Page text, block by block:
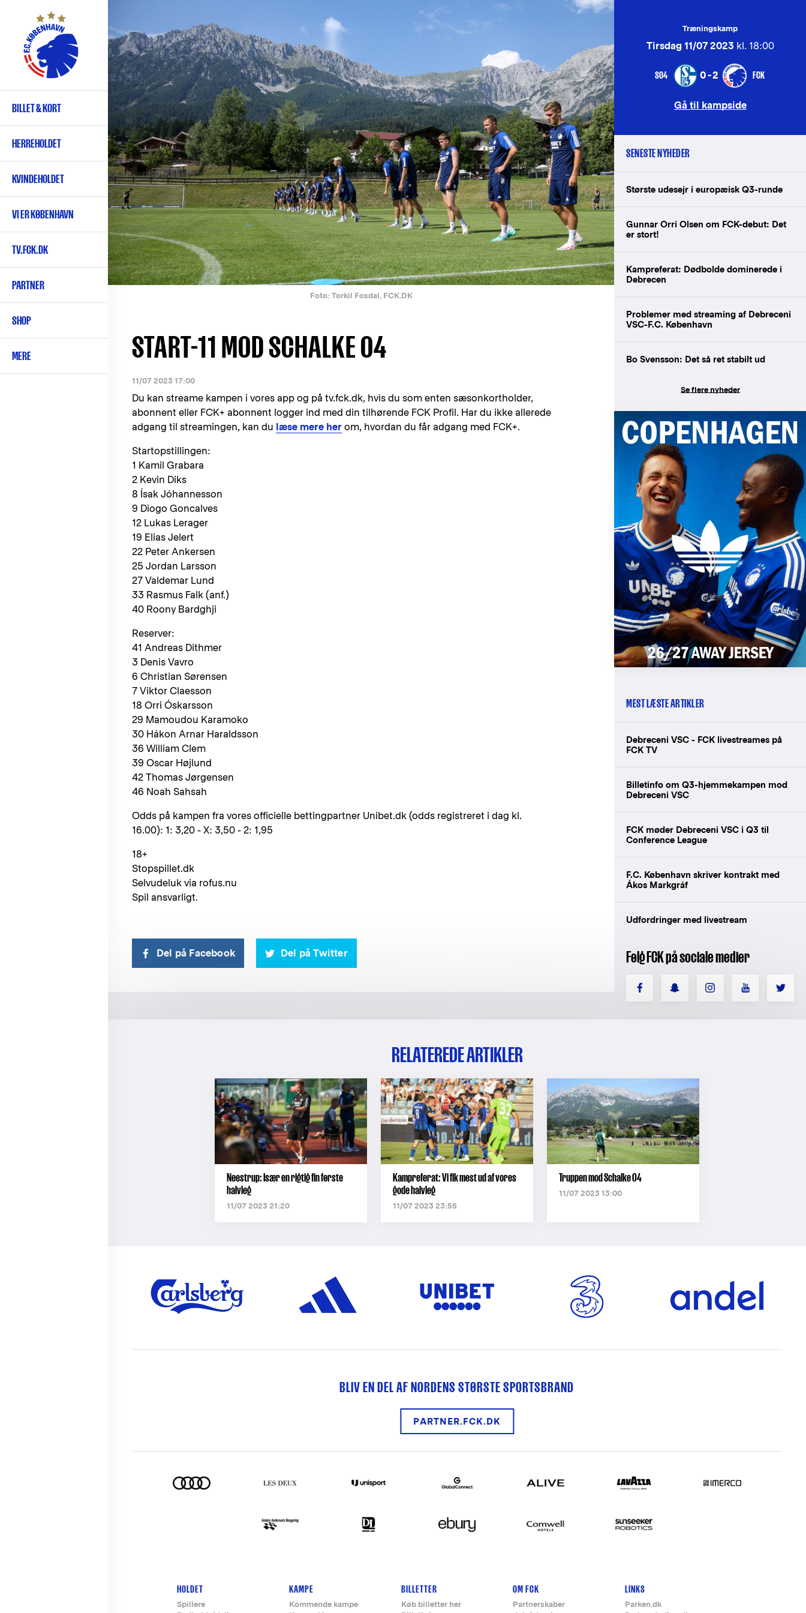
hovedindhold
Primær
navigation
BILLET & KORT
HERREHOLDET
KVINDEHOLDET
VI ER KØBENHAVN
TV.FCK.DK
PARTNER
SHOP
MERE
Foto: Torkil Fosdal, FCK.DK
START-11 MOD SCHALKE 04
11/07 2023 17:00
Du kan streame kampen i vores app og på tv.fck.dk, hvis du som enten sæsonkortholder,
abonnent eller FCK+ abonnent logger ind med din tilhørende FCK Profil. Har du ikke allerede
adgang til streamingen, kan du læse mere her om, hvordan du får adgang med FCK+.
Startopstillingen:
1 Kamil Grabara
2 Kevin Diks
8 Ísak Jóhannesson
9 Diogo Goncalves
12 Lukas Lerager
19 Elias Jelert
22 Peter Ankersen
25 Jordan Larsson
27 Valdemar Lund
33 Rasmus Falk (anf.)
40 Roony Bardghji
Reserver:
41 Andreas Dithmer
3 Denis Vavro
6 Christian Sørensen
7 Viktor Claesson
18 Orri Óskarsson
29 Mamoudou Karamoko
30 Hákon Arnar Haraldsson
36 William Clem
39 Oscar Højlund
42 Thomas Jørgensen
46 Noah Sahsah
Odds på kampen fra vores officielle bettingpartner Unibet.dk (odds registreret i dag kl.
16.00): 1: 3,20 - X: 3,50 - 2: 1,95
18+
Stopspillet.dk
Selvudeluk via rofus.nu
Spil ansvarligt.
Del på Facebook Del på Twitter
Træningskamp
Tirsdag 11/07 2023 kl. 18:00
S04 0-2 FCK
Gå til kampside
SENESTE NYHEDER
Største udesejr i europæisk Q3-runde
Gunnar Orri Olsen om FCK-debut: Det
er stort!
Kampreferat: Dødbolde dominerede i
Debrecen
Problemer med streaming af Debreceni
VSC-F.C. København
Bo Svensson: Det så ret stabilt ud
Se flere nyheder
MEST LÆSTE ARTIKLER
Debreceni VSC - FCK livestreames på
FCK TV
Billetinfo om Q3-hjemmekampen mod
Debreceni VSC
FCK møder Debreceni VSC i Q3 til
Conference League
F.C. København skriver kontrakt med
Ákos Markgráf
Udfordringer med livestream
Følg FCK på sociale medier
RELATEREDE ARTIKLER
Neestrup: Især en rigtig fin første
halvleg
11/07 2023 21:20
Kampreferat: Vi fik mest ud af vores
gode halvleg
11/07 2023 23:55
Truppen mod Schalke 04
11/07 2023 13:00
BLIV EN DEL AF NORDENS STØRSTE SPORTSBRAND
PARTNER.FCK.DK
Footer-
HOLDET
Spillere
KAMPE
Kommende kampe
BILLETTER
Køb billetter her
OM FCK
Partnerskaber
LINKS
Parken.dk